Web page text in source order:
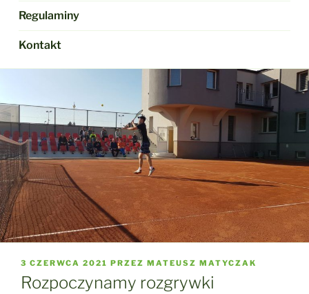
Regulaminy
Kontakt
OPUBLIKOWANE
W
3 CZERWCA 2021 PRZEZ MATEUSZ MATYCZAK
Rozpoczynamy rozgrywki